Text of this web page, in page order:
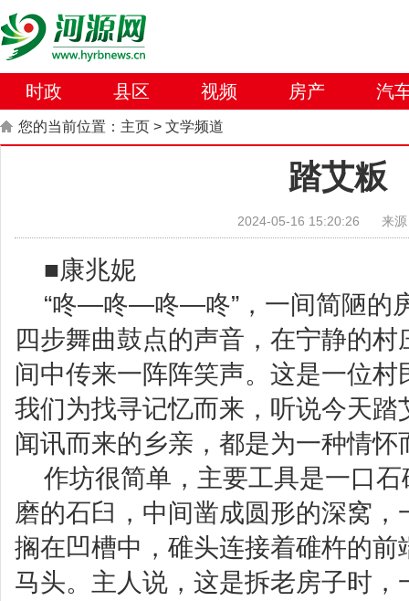
时政 县区 视频 房产 汽
您的当前位置： 主页 > 文学频道
踏艾粄
2024-05-16 15:20:26 来
■康兆妮
“咚—咚—咚—咚”，一间简陋的
四步舞曲鼓点的声音，在宁静的
间中传来一阵阵笑声。这是一位
我们为找寻记忆而来，听说今天踏
闻讯而来的乡亲，都是为一种情怀
作坊很简单，主要工具是一口
磨的石臼，中间凿成圆形的深窝
搁在凹槽中，碓头连接着碓杵的前
马头。主人说，这是拆老房子时